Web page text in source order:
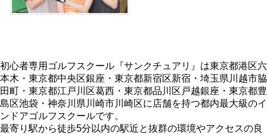
初心者専用ゴルフスクール『サンクチュアリ』は東京都港区六
本木・東京都中央区銀座・東京都新宿区新宿・埼玉県川越市脇
田町・東京都江戸川区葛西・東京都品川区戸越銀座・東京都豊
島区池袋・神奈川県川崎市川崎区に店舗を持つ都内最大級のイ
ンドアゴルフスクールです。
最寄り駅から徒歩5分以内の駅近と抜群の環境やアクセスの良